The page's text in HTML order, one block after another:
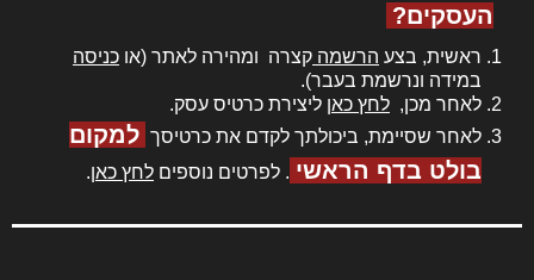
העסקים?
ראשית, בצע הרשמה קצרה ומהירה לאתר (או כניסה
במידה ונרשמת בעבר).
לאחר מכן, לחץ כאן ליצירת כרטיס עסק.
לאחר שסיימת, ביכולתך לקדם את כרטיסך למקום
בולט בדף הראשי . לפרטים נוספים לחץ כאן.